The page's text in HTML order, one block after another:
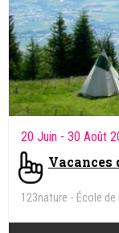
20 Juin - 30 Août
Vacances
123nature - École